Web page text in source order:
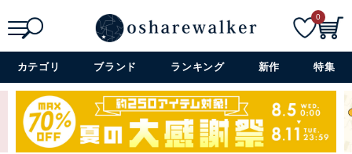
詳細検索+
0
カテゴリ ブランド ランキング 新作 特集